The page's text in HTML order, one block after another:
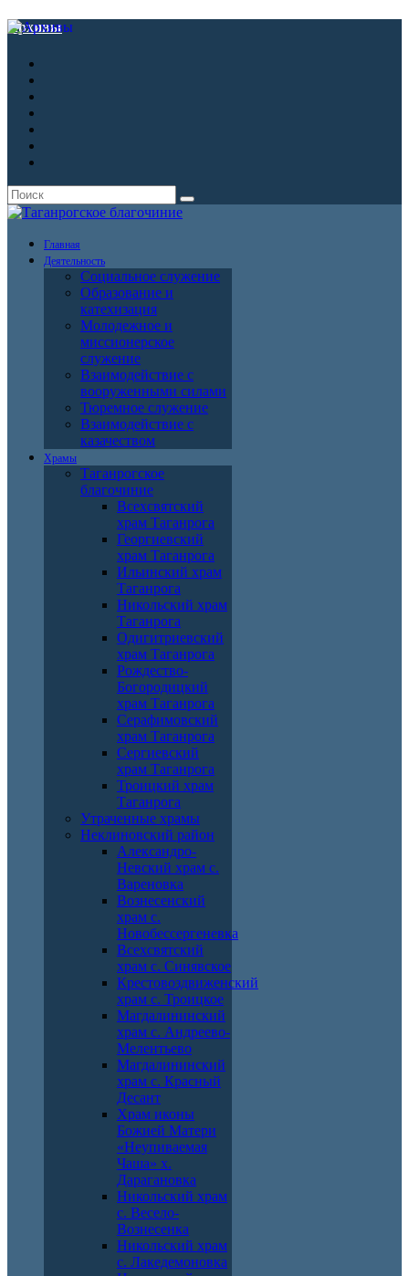
Архивы
Главная
Деятельность
Социальное служение
Образование и
катехизация
Молодежное и
миссионерское
служение
Взаимодействие с
вооруженными силами
Тюремное служение
Взаимодействие с
казачеством
Храмы
Таганрогское
благочиние
Всехсвятский
храм Таганрога
Георгиевский
храм Таганрога
Ильинский храм
Таганрога
Никольский храм
Таганрога
Одигитриевский
храм Таганрога
Рождество-
Богородицкий
храм Таганрога
Серафимовский
храм Таганрога
Сергиевский
храм Таганрога
Троицкий храм
Таганрога
Утраченные храмы
Неклиновский район
Александро-
Невский храм с.
Вареновка
Вознесенский
храм с.
Новобессергеневка
Всехсвятский
храм с. Синявское
Крестовоздвиженский
храм с. Троицкое
Магдалининский
храм с. Андреево-
Мелентьево
Магдалининский
храм с. Красный
Десант
Храм иконы
Божией Матери
«Неупиваемая
Чаша» х.
Дарагановка
Никольский храм
с. Весело-
Вознесенка
Никольский храм
с. Лакедемоновка